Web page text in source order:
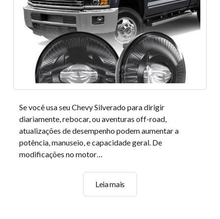
Se você usa seu Chevy Silverado para dirigir
diariamente, rebocar, ou aventuras off-road,
atualizações de desempenho podem aumentar a
potência, manuseio, e capacidade geral. De
modificações no motor…
Leia mais
atualizações